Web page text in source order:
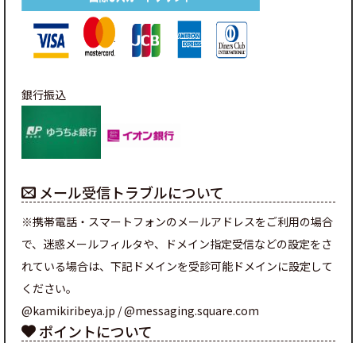
銀行振込
メール受信トラブルについて
※携帯電話・スマートフォンのメールアドレスをご利用の場合
で、迷惑メールフィルタや、ドメイン指定受信などの設定をさ
れている場合は、下記ドメインを受診可能ドメインに設定して
ください。
@kamikiribeya.jp / @messaging.square.com
ポイントについて